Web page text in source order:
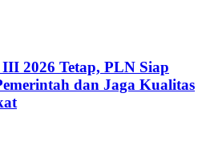
2026 Tetap, PLN Siap
dan Jaga Kualitas